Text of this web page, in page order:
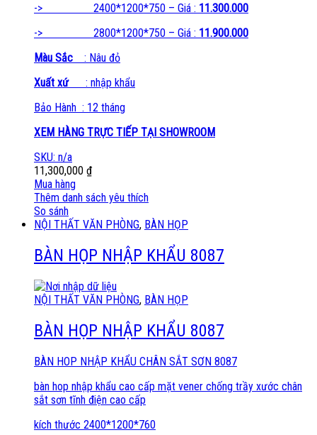
-> 2400*1200*750 – Giá : 11.300.000
-> 2800*1200*750 – Giá : 11.900.000
Màu Sắc : Nâu đỏ
Xuất xứ: nhập khẩu
Bảo Hành : 12 tháng
XEM HÀNG TRỰC TIẾP TẠI SHOWROOM
SKU: n/a
11,300,000 ₫
Mua hàng
Thêm danh sách yêu thích
So sánh
NỘI THẤT VĂN PHÒNG, BÀN HỌP
BÀN HỌP NHẬP KHẨU 8087
NỘI THẤT VĂN PHÒNG, BÀN HỌP
BÀN HỌP NHẬP KHẨU 8087
BÀN HOP NHẬP KHẨU CHÂN SẮT SƠN 8087
bàn hop nhập khẩu cao cấp mặt vener chống trầy xước chân
sắt sơn tĩnh điện cao cấp
kích thước 2400*1200*760